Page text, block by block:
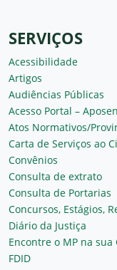
SERVIÇOS
Acessibilidade
Artigos
Audiências Públicas
Acesso Portal –
Atos Normativos/
Carta de Serviços ao
Convênios
Consulta de extrato
Consulta de Portarias
Concursos, Estágios,
Diário da Justiça
Encontre o MP na sua
FDID